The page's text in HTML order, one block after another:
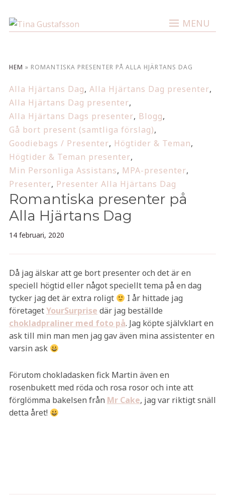
MENU
HEM » ROMANTISKA PRESENTER PÅ ALLA HJÄRTANS DAG
Alla Hjärtans Dag, Alla Hjärtans Dag presenter,
Alla Hjärtans Dag presenter,
Alla Hjärtans Dags presenter, Blogg,
Gå bort present (samtliga förslag),
Goodiebags / Presenter, Högtider & Teman,
Högtider & Teman presenter,
Min Personliga Assistans, MPA-presenter,
Presenter, Presenter Alla Hjärtans Dag
Romantiska presenter på
Alla Hjärtans Dag
14 februari, 2020
Då jag älskar att ge bort presenter och det är en
speciell högtid eller något speciellt tema på en dag
tycker jag det är extra roligt
I år hittade jag
företagetYourSurprise där jag beställde
chokladpraliner med foto på. Jag köpte självklart en
ask till min man men jag gav även mina assistenter en
varsin ask
Förutom chokladasken fick Martin även en
rosenbukett med röda och rosa rosor och inte att
förglömma bakelsen från Mr Cake, jag var riktigt snäll
detta året!